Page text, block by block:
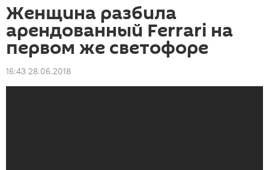
Женщина разбила
арендованный Ferrari на
первом же светофоре
16:43 28.06.2018